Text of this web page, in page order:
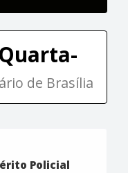
de Brasília
Policial